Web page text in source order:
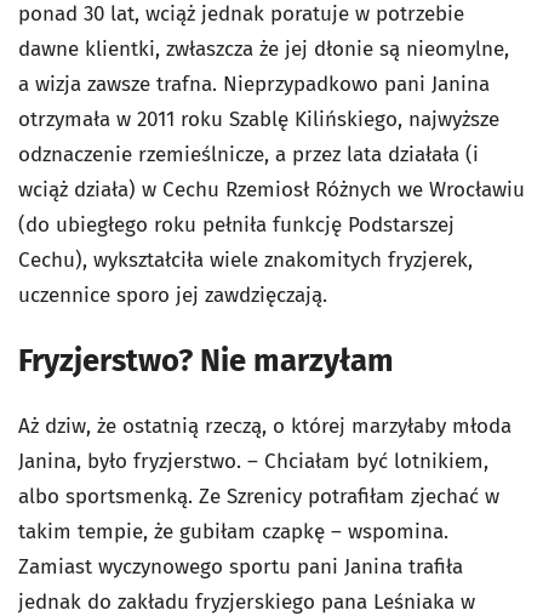
ponad 30 lat, wciąż jednak poratuje w potrzebie
dawne klientki, zwłaszcza że jej dłonie są nieomylne,
a wizja zawsze trafna. Nieprzypadkowo pani Janina
otrzymała w 2011 roku Szablę Kilińskiego, najwyższe
odznaczenie rzemieślnicze, a przez lata działała (i
wciąż działa) w Cechu Rzemiosł Różnych we Wrocławiu
(do ubiegłego roku pełniła funkcję Podstarszej
Cechu), wykształciła wiele znakomitych fryzjerek,
uczennice sporo jej zawdzięczają.
Fryzjerstwo? Nie marzyłam
Aż dziw, że ostatnią rzeczą, o której marzyłaby młoda
Janina, było fryzjerstwo. – Chciałam być lotnikiem,
albo sportsmenką. Ze Szrenicy potrafiłam zjechać w
takim tempie, że gubiłam czapkę – wspomina.
Zamiast wyczynowego sportu pani Janina trafiła
jednak do zakładu fryzjerskiego pana Leśniaka w